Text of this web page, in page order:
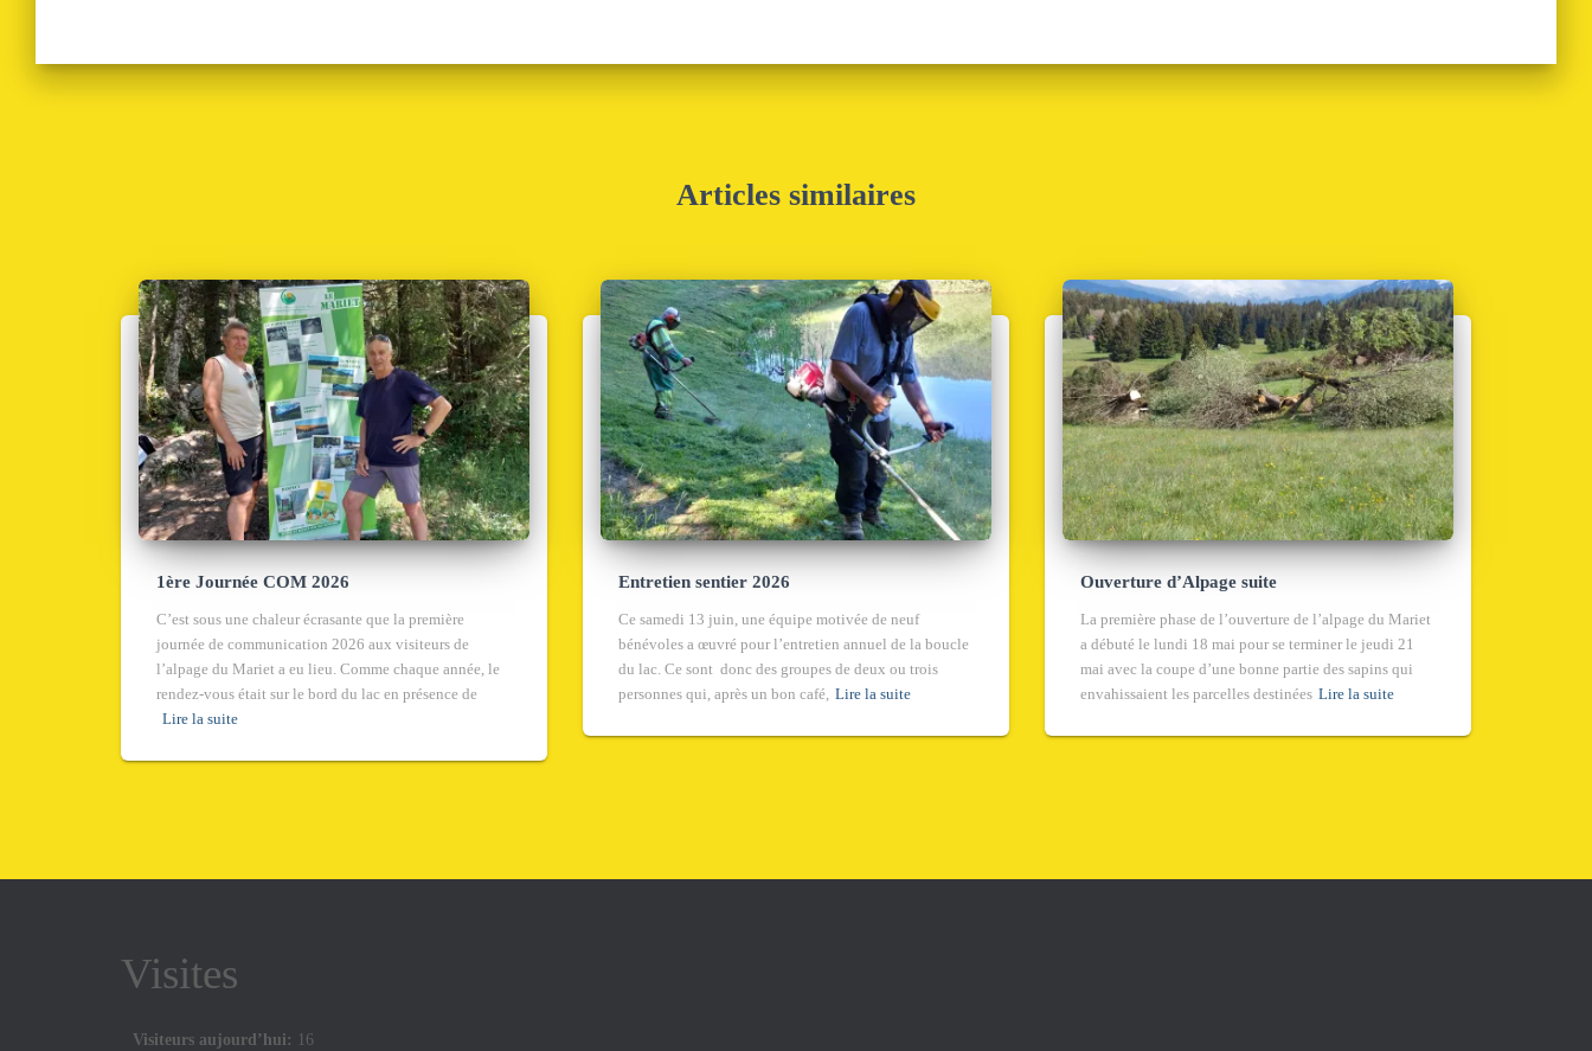
Articles similaires
1ère Journée COM 2026
C’est sous une chaleur écrasante que la première
journée de communication 2026 aux visiteurs de
l’alpage du Mariet a eu lieu. Comme chaque année, le
rendez-vous était sur le bord du lac en présence de
Lire la suite
Entretien sentier 2026
Ce samedi 13 juin, une équipe motivée de neuf
bénévoles a œuvré pour l’entretien annuel de la boucle
du lac. Ce sont donc des groupes de deux ou trois
personnes qui, après un bon café, Lire la suite
Ouverture d’Alpage suite
La première phase de l’ouverture de l’alpage du Mariet
a débuté le lundi 18 mai pour se terminer le jeudi 21
mai avec la coupe d’une bonne partie des sapins qui
envahissaient les parcelles destinées Lire la suite
Visites
Visiteurs aujourd’hui: 16